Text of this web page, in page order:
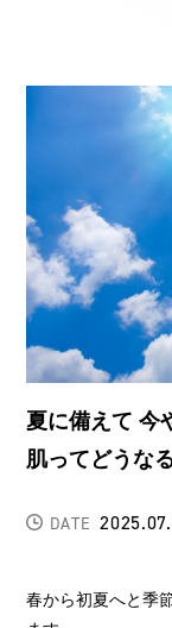
夏に備えて 今
肌ってどうな
DATE
春から初夏へと季